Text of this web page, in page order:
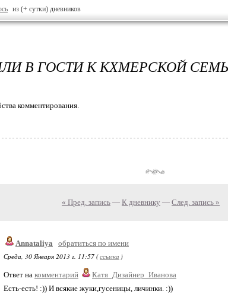
из (+ сутки) дневников
В ГОСТИ К КХМЕРСКОЙ
комментирования.
« Пред. запись — К дневнику — След. запись »
Annataliya
обратиться по имени
Среда, 30 Января 2013 г. 11:57 (ссылка )
Ответ на комментарий
Катя_Дизайнер_Иванова
Есть-есть! :)) И всякие жуки,гусеницы, личинки. :))